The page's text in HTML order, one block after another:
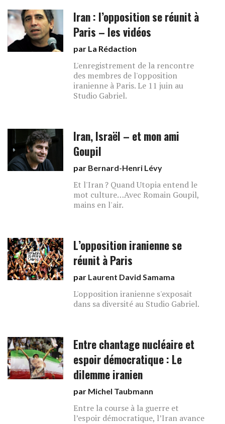
Iran : l’opposition se réunit à
Paris – les vidéos
par La Rédaction
L'enregistrement de la rencontre
des membres de l'opposition
iranienne à Paris. Le 11 juin au
Studio Gabriel.
Iran, Israël – et mon ami
Goupil
par Bernard-Henri Lévy
Et l'Iran ? Quand Utopia entend le
mot culture…Avec Romain Goupil,
mains en l'air.
L’opposition iranienne se
réunit à Paris
par Laurent David Samama
L'opposition iranienne s'exposait
dans sa diversité au Studio Gabriel.
Entre chantage nucléaire et
espoir démocratique : Le
dilemme iranien
par Michel Taubmann
Entre la course à la guerre et
l’espoir démocratique, l’Iran avance